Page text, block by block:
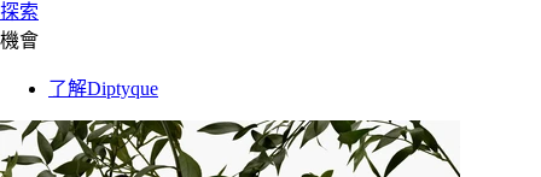
探索
機會
了解Diptyque